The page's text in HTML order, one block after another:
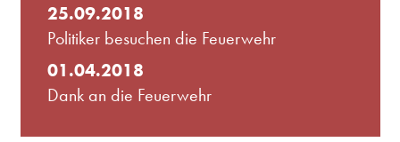
25.09.2018
Politiker besuchen die Feuerwehr
01.04.2018
Dank an die Feuerwehr